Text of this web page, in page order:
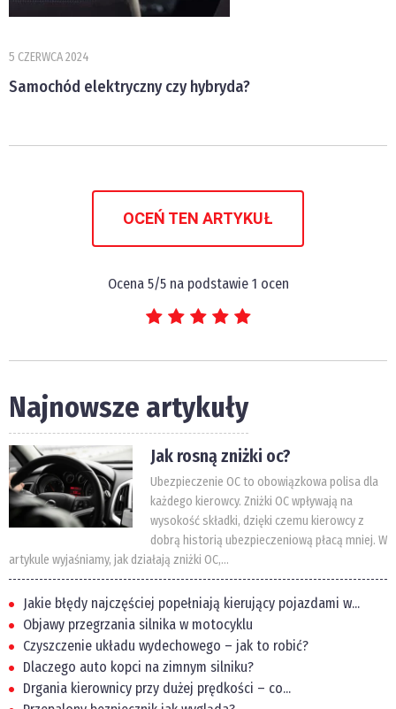
5 CZERWCA 2024
Samochód elektryczny czy hybryda?
OCEŃ TEN ARTYKUŁ
Ocena 5/5 na podstawie 1 ocen
Najnowsze artykuły
Jak rosną zniżki oc?
Ubezpieczenie OC to obowiązkowa polisa dla
każdego kierowcy. Zniżki OC wpływają na
wysokość składki, dzięki czemu kierowcy z
dobrą historią ubezpieczeniową płacą mniej. W
artykule wyjaśniamy, jak działają zniżki OC,...
Jakie błędy najczęściej popełniają kierujący pojazdami w...
Objawy przegrzania silnika w motocyklu
Czyszczenie układu wydechowego – jak to robić?
Dlaczego auto kopci na zimnym silniku?
Drgania kierownicy przy dużej prędkości – co...